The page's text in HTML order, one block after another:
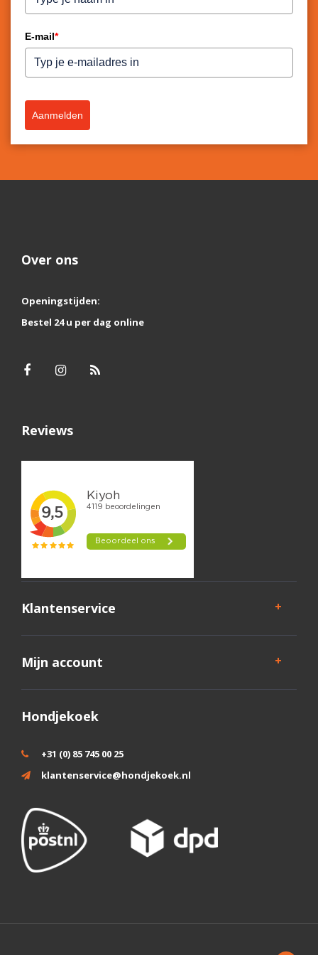
E-mail*
Aanmelden
Over ons
Openingstijden:
Bestel 24 u per dag online
Reviews
Klantenservice
Mijn account
Hondjekoek
+31 (0) 85 745 00 25
klantenservice@hondjekoek.nl